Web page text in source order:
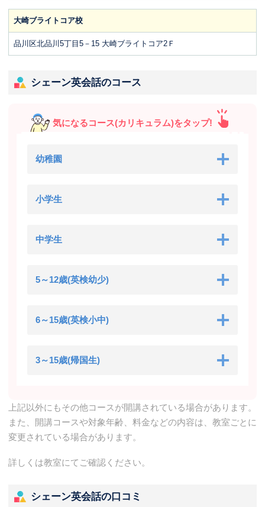
大崎ブライトコア校
品川区北品川5丁目5－15 大崎ブライトコア2Ｆ
シェーン英会話のコース
気になるコース(カリキュラム)をタップ!
幼稚園
小学生
中学生
5～12歳(英検幼少)
6～15歳(英検小中)
3～15歳(帰国生)
上記以外にもその他コースが開講されている場合があります。
また、開講コースや対象年齢、料金などの内容は、教室ごとに
変更されている場合があります。
詳しくは教室にてご確認ください。
シェーン英会話の口コミ